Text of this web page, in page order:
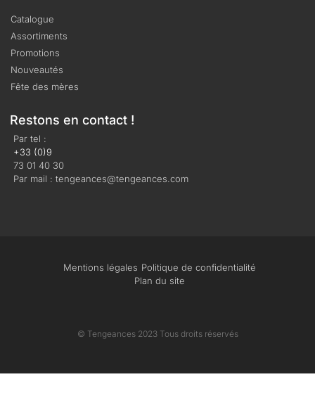
Catalogue
Assortiments
Promotions
Nouveautés
Fête des mères
Restons en contact !
Par tel :
+33 (0)9
73 01 40 30
Par mail : tengeances@tengeances.com
Mentions légales Politique de confidentialité
Plan du site
© Tengeances 2023 Tous droits réservés